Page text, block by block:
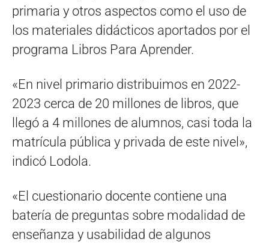
primaria y otros aspectos como el uso de
los materiales didácticos aportados por el
programa Libros Para Aprender.
«En nivel primario distribuimos en 2022-
2023 cerca de 20 millones de libros, que
llegó a 4 millones de alumnos, casi toda la
matrícula pública y privada de este nivel»,
indicó Lodola.
«El cuestionario docente contiene una
batería de preguntas sobre modalidad de
enseñanza y usabilidad de algunos